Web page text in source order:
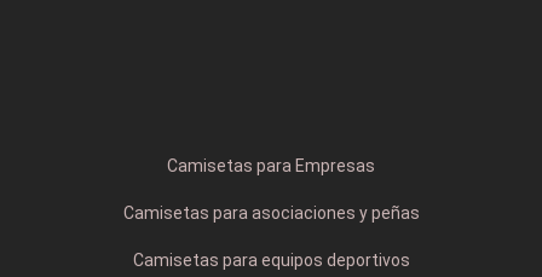
Camisetas para Empresas
Camisetas para asociaciones y peñas
Camisetas para equipos deportivos